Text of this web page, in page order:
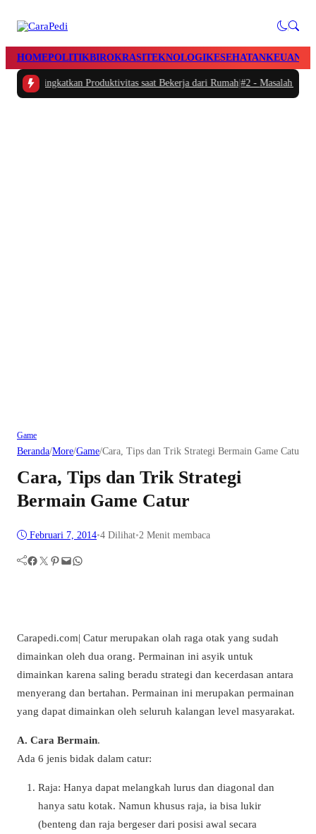
HOMEPOLITIKBIROKRASITEKNOLOGIKESEHATAN
Meningkatkan Produktivitas saat Bekerja dari Rumah|#2 -Masalah
Game
Beranda/More/Game/Cara, Tips dan Trik Strategi Bermain Game Catur
Cara, Tips dan Trik Strategi
Bermain Game Catur
Februari 7, 2014•4 Dilihat•2 Menit membaca
Facebook Twitter Pinterest Mail WhatsApp
Carapedi.com| Catur merupakan olah raga otak yang sudah
dimainkan oleh dua orang. Permainan ini asyik untuk
dimainkan karena saling beradu strategi dan kecerdasan antara
menyerang dan bertahan. Permainan ini merupakan permainan
yang dapat dimainkan oleh seluruh kalangan level masyarakat.
A. Cara Bermain.
Ada 6 jenis bidak dalam catur:
Raja: Hanya dapat melangkah lurus dan diagonal dan
hanya satu kotak. Namun khusus raja, ia bisa lukir
(benteng dan raja bergeser dari posisi awal secara